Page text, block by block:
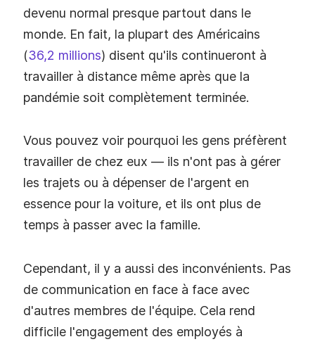
devenu normal presque partout dans le
monde. En fait, la plupart des Américains
(36,2 millions) disent qu'ils continueront à
travailler à distance même après que la
pandémie soit complètement terminée.
Vous pouvez voir pourquoi les gens préfèrent
travailler de chez eux — ils n'ont pas à gérer
les trajets ou à dépenser de l'argent en
essence pour la voiture, et ils ont plus de
temps à passer avec la famille.
Cependant, il y a aussi des inconvénients. Pas
de communication en face à face avec
d'autres membres de l'équipe. Cela rend
difficile l'engagement des employés à